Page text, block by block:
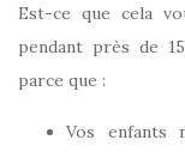
Est-ce que cela
pendant près de
parce que :
Vos enfants